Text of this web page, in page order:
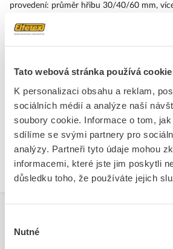
Tato webová stránka používá
K personalizaci obsahu a reklam,
sociálních médií a analýze naší
soubory cookie. Informace o tom,
sdílíme se svými partnery pro
analýzy. Partneři tyto údaje mohou
informacemi, které jste jim poskytli
důsledku toho, že používáte jejich
souhlasu
Nutné
provedení: průměr hřibu 30/40/60 mm,
odblokování tahem/otočením. Upozornění:
Značka SIEMENS
Čelní kryty pro hřibová tlačítka
Stupeň krytí (IP)
IP67/IP69K
Druh ochrany ( NEMA)
13